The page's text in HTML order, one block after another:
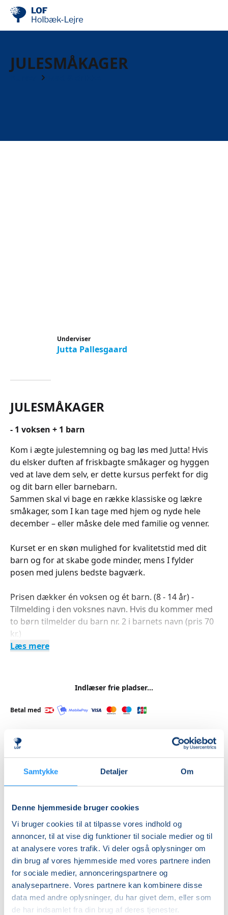
Samtykke Detaljer Om
Denne hjemmeside bruger cookies
Vi bruger cookies til at tilpasse vores indhold og
annoncer, til at vise dig funktioner til sociale medier og til
at analysere vores trafik. Vi deler også oplysninger om
din brug af vores hjemmeside med vores partnere inden
for sociale medier, annonceringspartnere og
analysepartnere. Vores partnere kan kombinere disse
data med andre oplysninger, du har givet dem, eller som
de har indsamlet fra din brug af deres tjenester.
JULESMÅKAGER
Underviser
Jutta Pallesgaard
JULESMÅKAGER
- 1 voksen + 1 barn
Kom i ægte julestemning og bag løs med Jutta! Hvis
du elsker duften af friskbagte småkager og hyggen
ved at lave dem selv, er dette kursus perfekt for dig
og dit barn eller barnebarn.
Sammen skal vi bage en række klassiske og lækre
småkager, som I kan tage med hjem og nyde hele
december – eller måske dele med familie og venner.
Kurset er en skøn mulighed for kvalitetstid med dit
barn og for at skabe gode minder, mens I fylder
posen med julens bedste bagværk.
Prisen dækker én voksen og ét barn. (8 - 14 år) -
Tilmelding i den voksnes navn. Hvis du kommer med
to børn tilmelder du barn nr. 2 i barnets navn (pris 70
kr.)
Læs mere
Indlæser frie pladser...
Betal med
Priser
+8 år - ekstra kun iflg
med voksen
DKK 70,00
Info
Nummer
462390